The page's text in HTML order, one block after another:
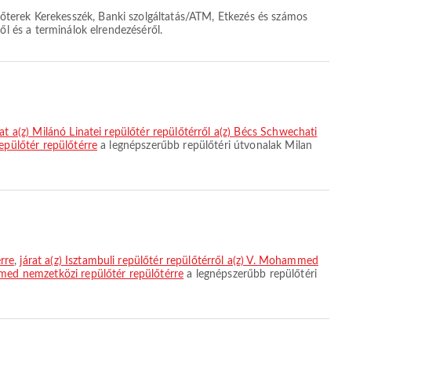
Kerekesszék, Banki szolgáltatás/ATM, Étkezés és számos
és a terminálok elrendezéséről.
a(z) Milánó Linatei repülőtér repülőtérről a(z) Bécs Schwechati
repülőtérre a legnépszerűbb repülőtéri útvonalak Milan
, járat a(z) Isztambuli repülőtér repülőtérről a(z) V. Mohammed
nemzetközi repülőtér repülőtérre a legnépszerűbb repülőtéri